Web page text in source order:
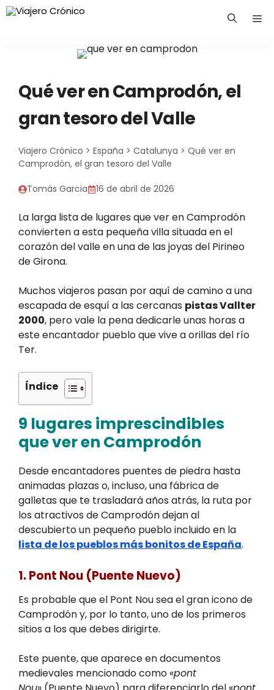
Saltar
Qué ver en Camprodón, el
gran tesoro del Valle
Viajero Crónico > España > Catalunya > Qué ver en
Camprodón, el gran tesoro del Valle
Tomàs Garcia 16 de abril de 2026
La larga lista de lugares que ver en Camprodón
convierten a esta pequeña villa situada en el
corazón del valle en una de las joyas del Pirineo
de Girona.
Muchos viajeros pasan por aquí de camino a una
escapada de esquí a las cercanas pistas Vallter
2000, pero vale la pena dedicarle unas horas a
este encantador pueblo que vive a orillas del río
Ter.
Índice
9 lugares imprescindibles
que ver en Camprodón
Desde encantadores puentes de piedra hasta
animadas plazas o, incluso, una fábrica de
galletas que te trasladará años atrás, la ruta por
los atractivos de Camprodón dejan al
descubierto un pequeño pueblo incluido en la
lista de los pueblos más bonitos de España.
1. Pont Nou (Puente Nuevo)
Es probable que el Pont Nou sea el gran icono de
Camprodón y, por lo tanto, uno de los primeros
sitios a los que debes dirigirte.
Este puente, que aparece en documentos
medievales mencionado como «pont